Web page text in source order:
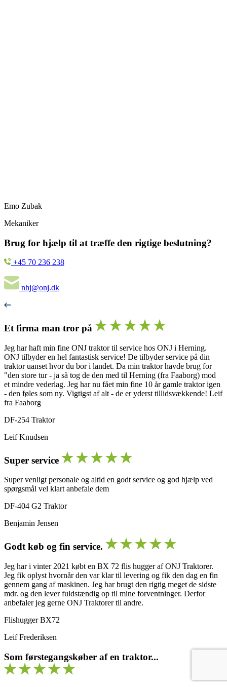
Emo Zubak
Mekaniker
Brug for hjælp til at træffe den rigtige beslutning?
+45 70 236 238
nhj@onj.dk
Et firma man tror på
Jeg har haft min fine ONJ traktor til service hos ONJ i Herning.
ONJ tilbyder en hel fantastisk service! De tilbyder service på din
traktor uanset hvor du bor i landet. Da min traktor havde brug for
"den store tur - ja så tog de den med til Herning (fra Faaborg) mod
et mindre vederlag. Jeg har nu fået min fine 10 år gamle traktor igen
- den føles som ny. Vigtigst af alt - de er yderst tillidsvækkende! Leif
fra Faaborg
DF-254 Traktor
Leif Knudsen
Super service
Super venligt personale og altid en godt service og god hjælp ved
spørgsmål vel klart anbefale dem
DF-404 G2 Traktor
Benjamin Jensen
Godt køb og fin service.
Jeg har i vinter 2021 købt en BX 72 flis hugger af ONJ Traktorer.
Jeg fik oplyst hvornår den var klar til levering og fik den dag en fin
gennem gang af maskinen. Jeg har brugt den rigtig meget de sidste
mdr. og den lever fuldstændig op til mine forventninger. Derfor
anbefaler jeg gerne ONJ Traktorer til andre.
Flishugger BX72
Leif Frederiksen
Som førstegangskøber af en traktor...